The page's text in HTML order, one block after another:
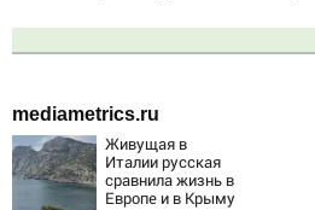
mediametrics.ru
Живущая в
Италии русская
сравнила жизнь в
Европе и в Крыму